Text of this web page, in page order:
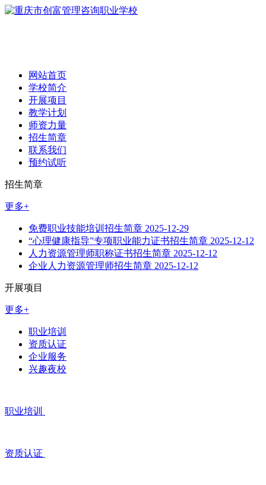
网站首页
学校简介
开展项目
教学计划
师资力量
招生简章
联系我们
预约试听
招生简章
更多+
免费职业技能培训招生简章 2025-12-29
“心理健康指导”专项职业能力证书招生简章 2025-12-12
人力资源管理师职称证书招生简章 2025-12-12
企业人力资源管理师招生简章 2025-12-12
开展项目
更多+
职业培训
资质认证
企业服务
兴趣夜校
职业培训
资质认证